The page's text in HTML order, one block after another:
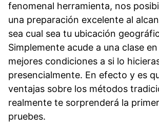
fenomenal herramienta, nos
una preparación excelente al
sea cual sea tu ubicación
Simplemente acude a una clase
mejores condiciones a si lo
presencialmente. En efecto y es
ventajas sobre los métodos
realmente te sorprenderá la
pruebes.